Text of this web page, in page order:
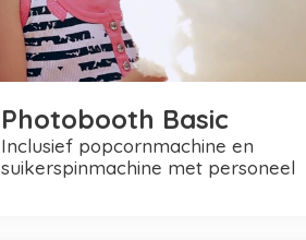
Photobooth Basic
inclusief popcornmachine en
suikerspinmachine met personeel